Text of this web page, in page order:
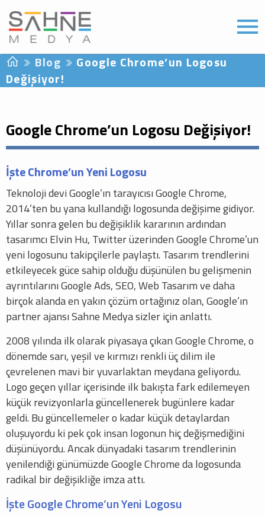
Blog
Google Chrome’un Logosu
Değişiyor!
Google Chrome’un Logosu Değişiyor!
İşte Chrome’un Yeni Logosu
Teknoloji devi Google’ın tarayıcısı Google Chrome,
2014’ten bu yana kullandığı logosunda değişime gidiyor.
Yıllar sonra gelen bu değişiklik kararının ardından
tasarımcı Elvin Hu, Twitter üzerinden Google Chrome’un
yeni logosunu takipçilerle paylaştı. Tasarım trendlerini
etkileyecek güce sahip olduğu düşünülen bu gelişmenin
ayrıntılarını Google Ads, SEO, Web Tasarım ve daha
birçok alanda en yakın çözüm ortağınız olan, Google’ın
partner ajansı Sahne Medya sizler için anlattı.
2008 yılında ilk olarak piyasaya çıkan Google Chrome, o
dönemde sarı, yeşil ve kırmızı renkli üç dilim ile
çevrelenen mavi bir yuvarlaktan meydana geliyordu.
Logo geçen yıllar içerisinde ilk bakışta fark edilemeyen
küçük revizyonlarla güncellenerek bugünlere kadar
geldi. Bu güncellemeler o kadar küçük detaylardan
oluşuyordu ki pek çok insan logonun hiç değişmediğini
düşünüyordu. Ancak dünyadaki tasarım trendlerinin
yenilendiği günümüzde Google Chrome da logosunda
radikal bir değişikliğe imza attı.
İşte Google Chrome’un Yeni Logosu